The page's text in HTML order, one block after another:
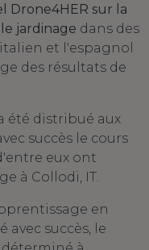
Drone4HER sur la
jardinage dans des
et l'espagnol
des résultats de
été distribué aux
succès le cours
eux ont
à Collodi, IT.
en
avec succès, le